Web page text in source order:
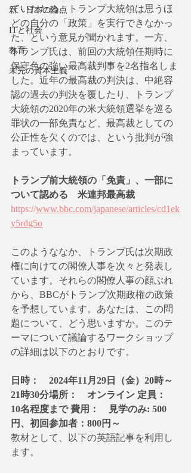
新・日本の論点
ITと社会
教育
未完の資本主義
ていたため、トランプ大統領は思うほ
どの自分の「政策」を実行できなかっ
た、という意見が聞かれます。一方、
トランプ氏は、前回の大統領任期時に
保守色の強い最高裁判事を2名指名しま
した。近年の最高裁の判決は、中絶容
認の過去の判決を覆したり、トランプ
大統領の2020年の米大統領選挙を巡る
罪状の一部免責など、最高裁としての
公正性を欠くのでは、という批判が強
まっています。
トランプ前大統領の「免責」、一部に
ついて認める　米連邦最高裁
https://www.bbc.com/japanese/articles/cd1ek
y5rdg5o
このようななか、トランプ氏は次期政
権に向けての閣僚人事を次々と発表し
ています。それらの閣僚人事の顔ぶれ
から、BBCがトランプ次期政権の政策
を予想しています。あなたは、この問
題について、どう思いますか。このテ
ーマについて議論するワークショップ
の詳細は以下のとおりです。
日時：　2024年11月29日（金）20時～
21時30分場所：　オンライン 定員：
10名程度まで 費用：　見学のみ: 500
円、初回参加者：800円～
教材として、以下の英語記事を利用し
ます。